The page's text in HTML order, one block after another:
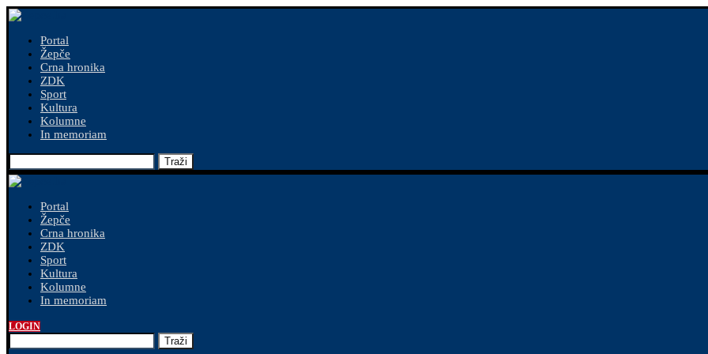
Portal
Žepče
Crna hronika
ZDK
Sport
Kultura
Kolumne
In memoriam
Traži
Portal
Žepče
Crna hronika
ZDK
Sport
Kultura
Kolumne
In memoriam
LOGIN
Traži